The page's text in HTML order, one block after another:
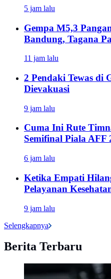
5 jam lalu
Gempa M5,3
Bandung, Tagana
11 jam lalu
2 Pendaki Tewas di
Dievakuasi
9 jam lalu
Cuma Ini Rute
Semifinal Piala AFF
6 jam lalu
Ketika Empati
Pelayanan
9 jam lalu
Selengkapnya
Berita Terbaru